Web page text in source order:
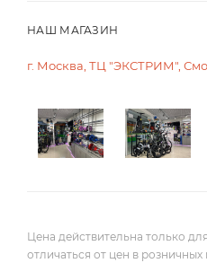
НАШ МАГАЗИН
г. Москва, ТЦ "ЭКСТРИМ",
Цена действительна только
отличаться от цен в розничных